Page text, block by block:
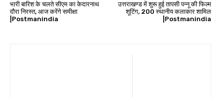
भारी बारिश के चलते सीएम का केदारनाथ
दौरा निरस्त, आज करेंगे समीक्षा
|Postmanindia
उत्तराखण्ड में शुरू हुई तापसी पन्नू की फिल्म
शूटिंग, 200 स्थानीय कलाकार शामिल
|Postmanindia